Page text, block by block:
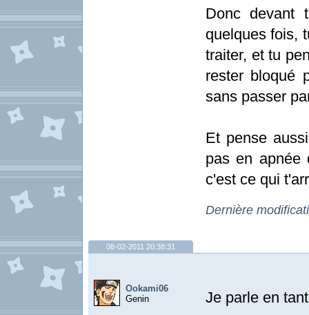
Donc devant
quelques fois,
traiter, et tu
rester bloqué
sans passer
Et pense
pas en apnée
c'est ce qui
Dernière
08-02-2011 20:38:31
Ookami06
Genin
Je parle en